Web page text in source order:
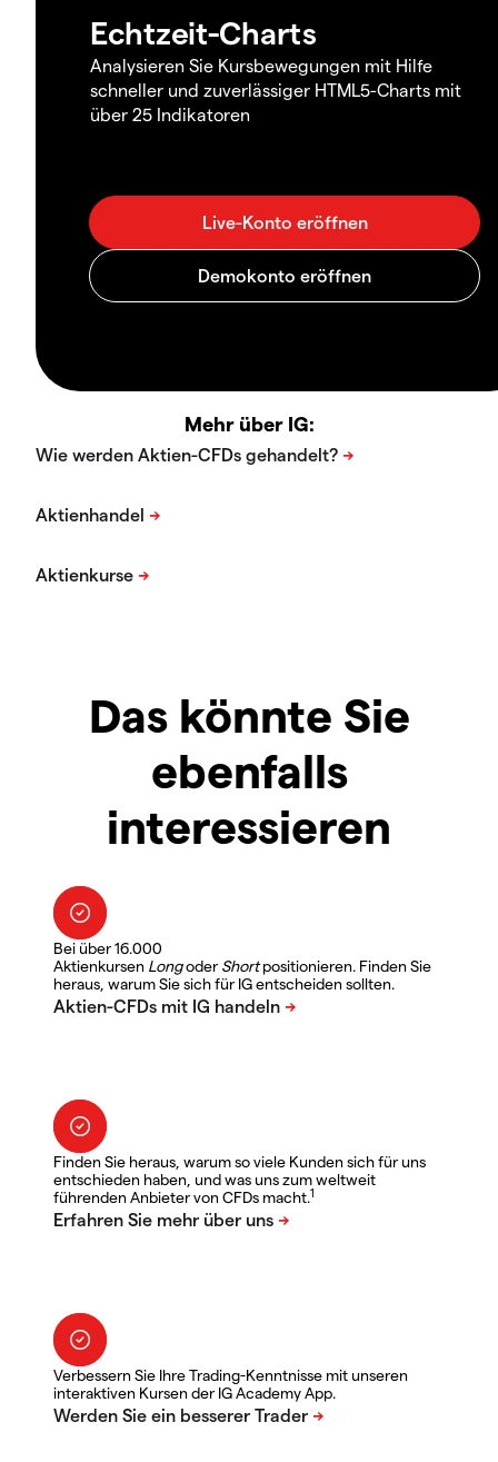
Echtzeit-Charts
Analysieren Sie Kursbewegungen mit Hilfe
schneller und zuverlässiger HTML5-Charts mit
über 25 Indikatoren
Mehr über IG:
Das könnte Sie
ebenfalls
interessieren
Bei über 16.000
Aktienkursen LongoderShortpositionieren. Finden Sie
heraus, warum Sie sich für IG entscheiden sollten.
Finden Sie heraus, warum so viele Kunden sich für uns
entschieden haben, und was uns zum weltweit
führenden Anbieter von CFDs macht.1
Verbessern Sie Ihre Trading-Kenntnisse mit unseren
interaktiven Kursen der IG Academy App.